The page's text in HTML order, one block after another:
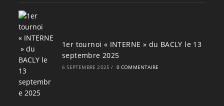
1er tournoi « INTERNE » du BACLY le 13
septembre 2025
6 SEPTEMBRE 2025 / 0 COMMENTAIRE